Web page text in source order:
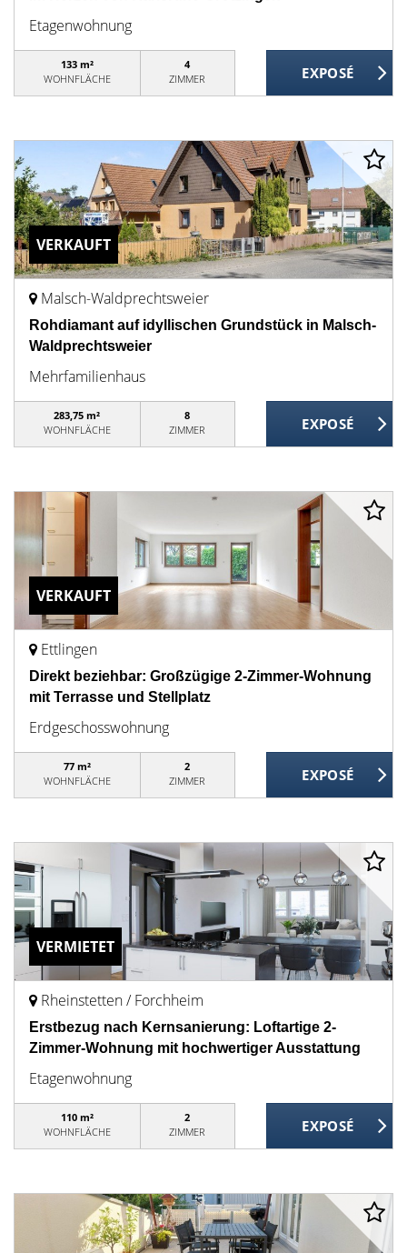
Etagenwohnung
133 m²
WOHNFLÄCHE
4
ZIMMER
VERKAUFT
Malsch-Waldprechtsweier
Rohdiamant auf idyllischen Grundstück in Malsch-
Waldprechtsweier
Mehrfamilienhaus
283,75 m²
WOHNFLÄCHE
8
ZIMMER
VERKAUFT
Ettlingen
Direkt beziehbar: Großzügige 2-Zimmer-Wohnung
mit Terrasse und Stellplatz
Erdgeschosswohnung
77 m²
WOHNFLÄCHE
2
ZIMMER
VERMIETET
Rheinstetten / Forchheim
Erstbezug nach Kernsanierung: Loftartige 2-
Zimmer-Wohnung mit hochwertiger Ausstattung
Etagenwohnung
110 m²
WOHNFLÄCHE
2
ZIMMER